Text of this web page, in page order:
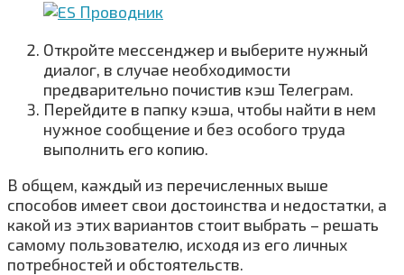
Откройте мессенджер и выберите нужный
диалог, в случае необходимости
предварительно почистив кэш Телеграм.
Перейдите в папку кэша, чтобы найти в нем
нужное сообщение и без особого труда
выполнить его копию.
В общем, каждый из перечисленных выше
способов имеет свои достоинства и недостатки, а
какой из этих вариантов стоит выбрать – решать
самому пользователю, исходя из его личных
потребностей и обстоятельств.